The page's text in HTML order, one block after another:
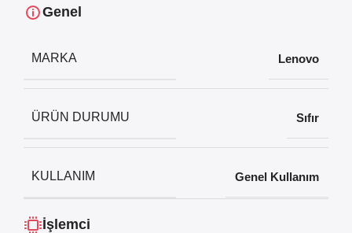
Genel
MARKA Lenovo
ÜRÜN DURUMU Sıfır
KULLANIM Genel Kullanım
İşlemci